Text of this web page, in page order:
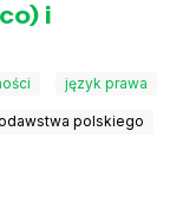
i
język prawa
polskiego